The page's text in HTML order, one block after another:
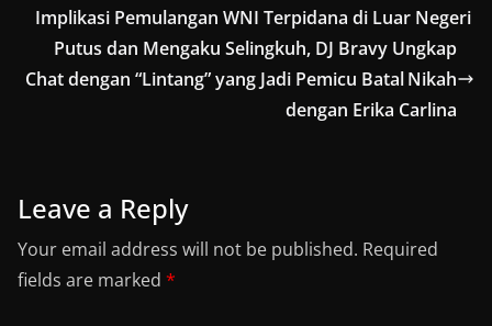
Implikasi Pemulangan WNI Terpidana di Luar Negeri
Putus dan Mengaku Selingkuh, DJ Bravy Ungkap
Chat dengan “Lintang” yang Jadi Pemicu Batal Nikah
dengan Erika Carlina
Leave a Reply
Your email address will not be published. Required
fields are marked *